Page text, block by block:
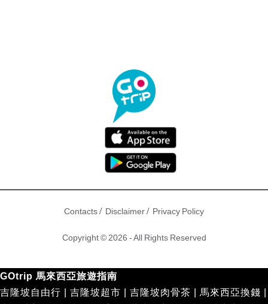
Contacts/ Disclaimer/ Privacy Policy
Copyright © 2026 - All Rights Reserved
GOtrip 馬來西亞旅遊指南
吉隆坡自由行
吉隆坡超市 吉隆坡肉骨茶 馬來西亞換錢